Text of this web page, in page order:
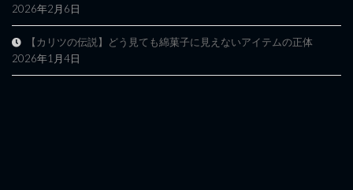
2026年2月6日
【カリツの伝説】どう見ても綿菓子に見えないアイテムの正体
2026年1月4日